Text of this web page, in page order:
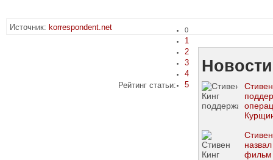
Источник: korrespondent.net
Рейтинг статьи:
0
1
2
3
4
5
фильм